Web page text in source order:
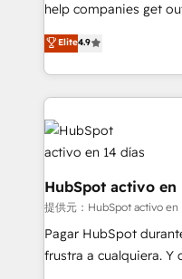
working with mid-
organisations, global
complex use cases 🏆 CRM Implementation,
Platform Enablement,
Onboarding Accredited 🔐 ISO27001 &
Certified
help companies get
process-oriented
Marketing, Sales,
so selling and actually
feels easy and pain-free. We are a top
HubSpot Elite Partner,
and Customer First
Reviews and 4.9/5 rating in
helps the following
improvement &
commercialization,
SaaS, Software Dev &
Elite4.9
HubSpot activo en
提供元：HubSpot activo en
Pagar HubSpot
frustra a cualquiera. Y